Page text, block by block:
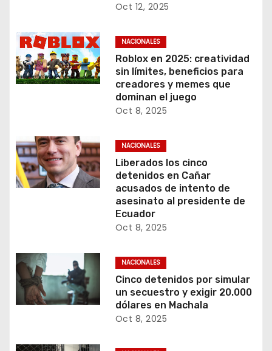
Oct 12, 2025
NACIONALES
Roblox en 2025: creatividad
sin límites, beneficios para
creadores y memes que
dominan el juego
Oct 8, 2025
NACIONALES
Liberados los cinco
detenidos en Cañar
acusados de intento de
asesinato al presidente de
Ecuador
Oct 8, 2025
NACIONALES
Cinco detenidos por simular
un secuestro y exigir 20.000
dólares en Machala
Oct 8, 2025